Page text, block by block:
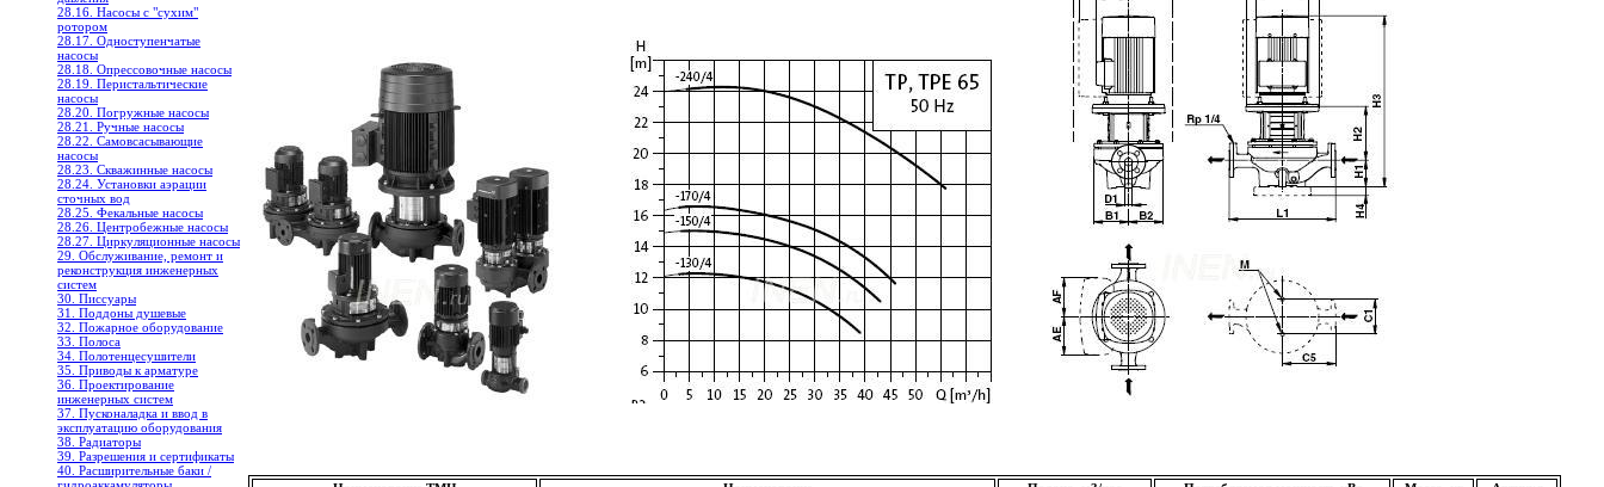
28.16. Насосы с "сухим"
ротором
28.17. Одноступенчатые
насосы
28.18. Опрессовочные насосы
28.19. Перистальтические
насосы
28.20. Погружные насосы
28.21. Ручные насосы
28.22. Самовсасывающие
насосы
28.23. Скважинные насосы
28.24. Установки аэрации
сточных вод
28.25. Фекальные насосы
28.26. Центробежные насосы
28.27. Циркуляционные насосы
29. Обслуживание, ремонт и
реконструкция инженерных
систем
30. Писсуары
31. Поддоны душевые
32. Пожарное оборудование
33. Полоса
34. Полотенцесушители
35. Приводы к арматуре
36. Проектирование
инженерных систем
37. Пусконаладка и ввод в
эксплуатацию оборудования
38. Радиаторы
39. Разрешения и сертификаты
40. Расширительные баки /